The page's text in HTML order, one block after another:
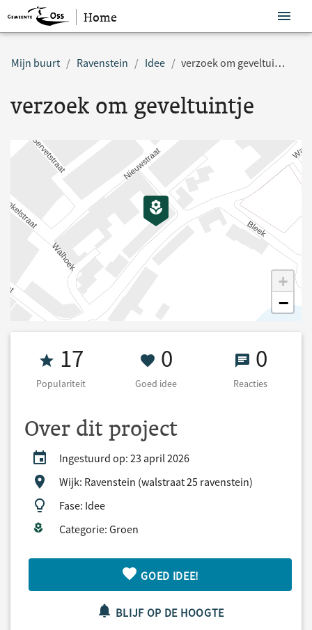
Sla navigatie over
Home
Mijn buurt Ravenstein Idee verzoek om geveltuintje
verzoek om geveltuintje
+
−
Populariteit 17
17
Populariteit
0 Goed idee
0
Goed idee
0 0
Reacties
Over dit project
Ingestuurd op: 23 april 2026
Wijk: Ravenstein (walstraat 25 ravenstein)
Fase: Idee
Categorie: Groen
GOED IDEE!
BLIJF OP DE HOOGTE